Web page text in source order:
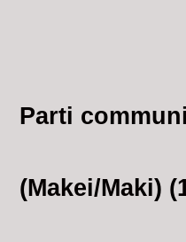
Parti
(Makei/Maki)